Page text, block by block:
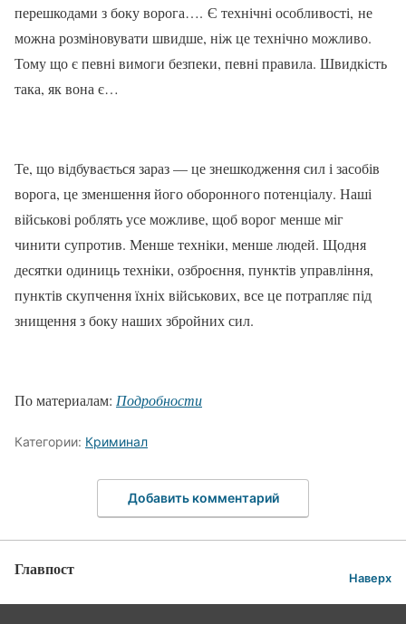
перешкодами з боку ворога…. Є технічні особливості, не
можна розміновувати швидше, ніж це технічно можливо.
Тому що є певні вимоги безпеки, певні правила. Швидкість
така, як вона є…
Те, що відбувається зараз — це знешкодження сил і засобів
ворога, це зменшення його оборонного потенціалу. Наші
військові роблять усе можливе, щоб ворог менше міг
чинити супротив. Менше техніки, менше людей. Щодня
десятки одиниць техніки, озброєння, пунктів управління,
пунктів скупчення їхніх військових, все це потрапляє під
знищення з боку наших збройних сил.
По материалам: Подробности
Категории: Криминал
Добавить комментарий
Главпост Наверх